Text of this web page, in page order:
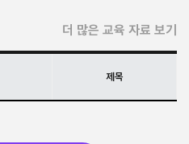
더 많은 교육 자료 보기
제목